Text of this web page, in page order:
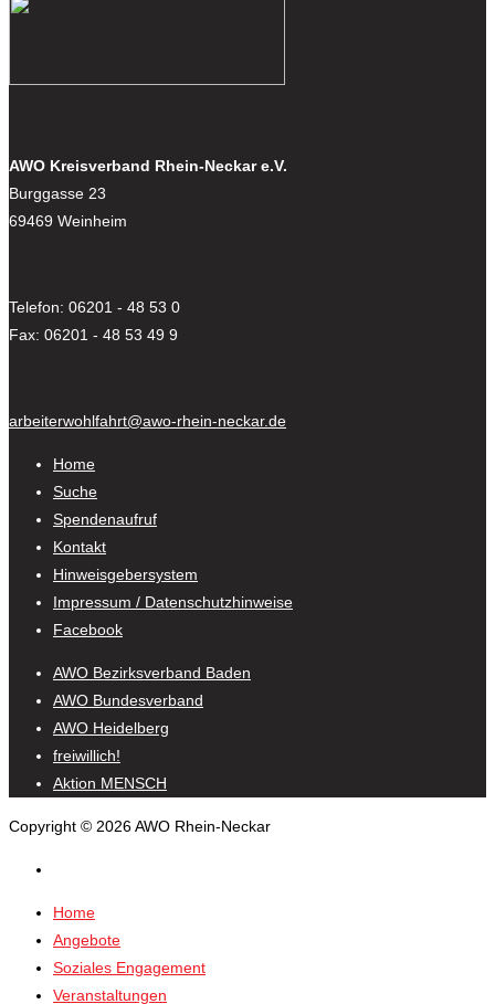
AWO Kreisverband Rhein-Neckar e.V.
Burggasse 23
69469 Weinheim
Telefon: 06201 - 48 53 0
Fax: 06201 - 48 53 49 9
arbeiterwohlfahrt@awo-rhein-neckar.de
Home
Suche
Spendenaufruf
Kontakt
Hinweisgebersystem
Impressum / Datenschutzhinweise
Facebook
AWO Bezirksverband Baden
AWO Bundesverband
AWO Heidelberg
freiwillich!
Aktion MENSCH
Copyright © 2026 AWO Rhein-Neckar
Home
Angebote
Soziales Engagement
Veranstaltungen